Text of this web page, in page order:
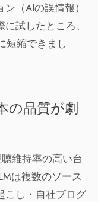
（AIの誤情報）
試したところ、
短縮できまし
の品質が劇
維持率の高い台
は複数のソース
こし・自社ブログ